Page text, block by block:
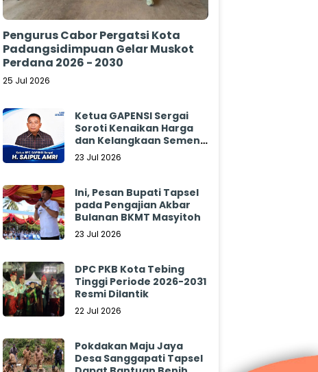
Pengurus Cabor Pergatsi Kota
Padangsidimpuan Gelar Muskot
Perdana 2026 - 2030
25 Jul 2026
Ketua GAPENSI Sergai
Soroti Kenaikan Harga
dan Kelangkaan Semen,
Minta Pemerintah
23 Jul 2026
Ini, Pesan Bupati Tapsel
pada Pengajian Akbar
Bulanan BKMT Masyitoh
23 Jul 2026
DPC PKB Kota Tebing
Tinggi Periode 2026-2031
Resmi Dilantik
22 Jul 2026
Pokdakan Maju Jaya
Desa Sanggapati Tapsel